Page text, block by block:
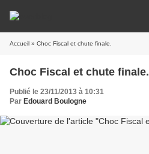
Accueil » Choc Fiscal et chute finale.
Choc Fiscal et chute finale.
Publié le 23/11/2013 à 10:31
Par Edouard Boulogne